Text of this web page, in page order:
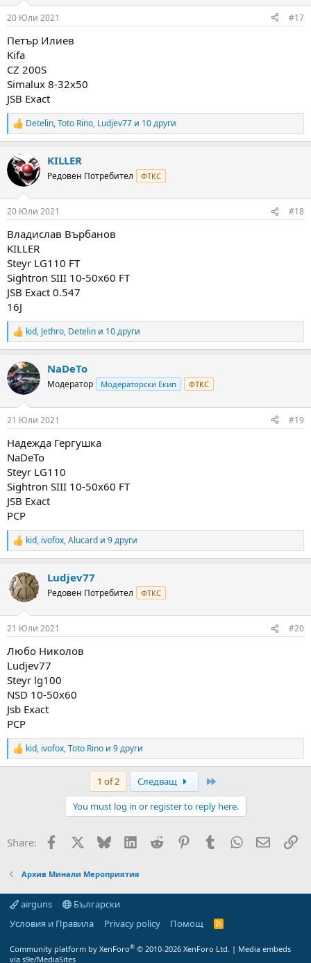
s
20 Юли 2021 #17
Петър Илиев
Kifa
CZ 200S
Simalux 8-32x50
JSB Exact
R
e
c
t
i
s
Detelin,Toto Rino, Ludjev77 и 10 други
KILLER
Редовен Потребител ФТКС
20 Юли 2021 #18
Владислав Върбанов
KILLER
Steyr LG110 FT
Sightron SIII 10-50x60 FT
JSB Exact 0.547
16J
R
e
c
t
i
s
kid, Jethro, Detelin и 10 други
NaDeTo
Модератор Модераторски Екип ФТКС
21 Юли 2021 #19
Надежда Гергушка
NaDeTo
Steyr LG110
Sightron SIII 10-50x60 FT
JSB Exact
PCP
R
e
c
t
i
s
kid, ivofox,Alucard и 9 други
Ludjev77
Редовен Потребител ФТКС
21 Юли 2021 #20
Любо Николов
Ludjev77
Steyr lg100
NSD 10-50x60
Jsb Exact
PCP
R
e
s
kid, ivofox,Toto Rino и 9 други
1 of 2 Следващ
You must log in or register to reply here.
Share: Facebook Bluesky LinkedInReddit PinterestTumblrWhatsApp
Email
Архив Минали Мероприятия
airguns
Български
Условия и Правила
Privacy policy Помощ
R
Community platform by XenForo® © 2010-2026 XenForo Ltd. | Media embeds
via s9e/MediaSites